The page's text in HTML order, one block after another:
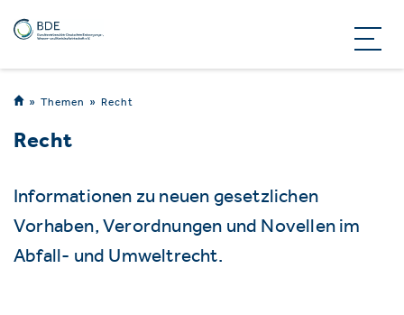
Themen Recht
Recht
Informationen zu neuen gesetzlichen
Vorhaben, Verordnungen und Novellen im
Abfall- und Umweltrecht.